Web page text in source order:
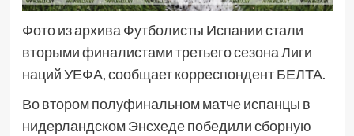
Фото из архива Футболисты Испании стали
вторыми финалистами третьего сезона Лиги
наций УЕФА, сообщает корреспондент БЕЛТА.
Во втором полуфинальном матче испанцы в
нидерландском Энсхеде победили сборную